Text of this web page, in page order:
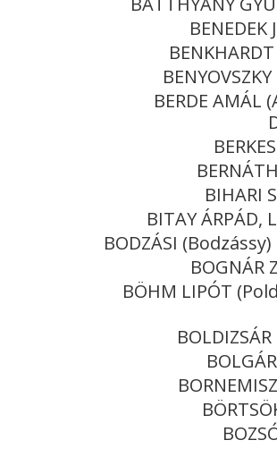
BENEDEK
BERDE AMÁL
BIHARI
BITAY ÁRPÁD,
BODZÁSI (Bodzássy)
BOGNÁR
BÖHM LIPÓT